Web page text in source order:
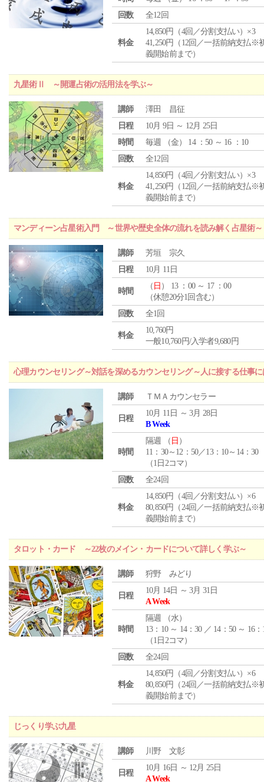
回数
全12回
料金
14,850円（4回／分割支払い）×3
41,250円（12回／一括前納支払※
義開始前まで）
九星術Ⅱ ～開運占術の活用法を学ぶ～
講師
澤田 昌征
日程
10月 9日 ～ 12月 25日
時間
毎週 （金） 14 ：50 ～ 16 ：10
回数
全12回
料金
14,850円（4回／分割支払い）×3
41,250円（12回／一括前納支払※
義開始前まで）
マンディーン占星術入門 ～世界や歴史全体の流れを読み解く占星術～
講師
芳垣 宗久
日程
10月 11日
時間
（ 日 ） 13 ：00 ～ 17 ：00
（休憩20分1回含む）
回数
全1回
料金
10,760円
一般10,760円/入学者9,680円
心理カウンセリング～対話を深めるカウンセリング～人に接する仕事
講師 ＴＭＡカウンセラー
日程
10月 11日 ～ 3月 28日
B Week
時間
隔週 （ 日 ）
11：30～12：50／13：10～14：30
（1日2コマ）
回数
全24回
料金
14,850円（4回／分割支払い）×6
80,850円（24回／一括前納支払※
義開始前まで）
タロット・カード ～22枚のメイン・カードについて詳しく学ぶ～
講師 狩野 みどり
日程
10月 14日 ～ 3月 31日
A Week
時間
隔週 （水）
13：10 ～ 14：30 ／ 14：50 ～ 16：
（1日2コマ）
回数
全24回
料金
14,850円（4回／分割支払い）×6
80,850円（24回／一括前納支払※
義開始前まで）
じっくり学ぶ九星
講師 川野 文彰
日程
10月 16日 ～ 12月 25日
A Week